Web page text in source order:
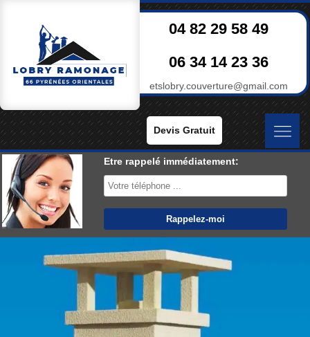
04 82 29 58 49
06 34 14 23 36
etslobry.couverture@gmail.com
Devis Gratuit
Etre rappelé immédiatement: